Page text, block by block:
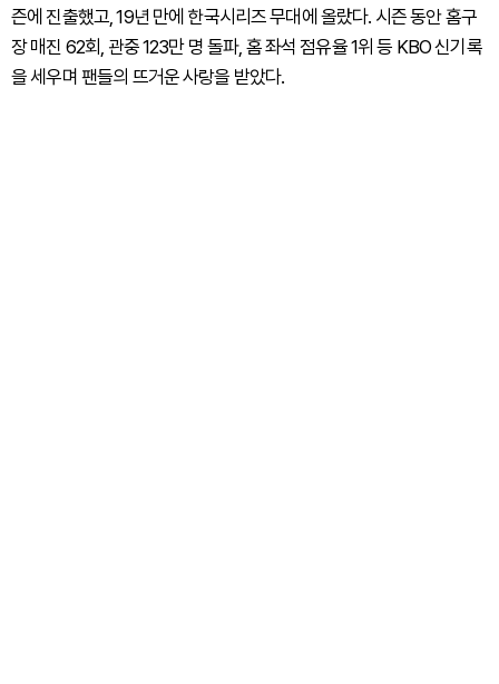
즌에 진출했고, 19년 만에 한국시리즈 무대에 올랐다. 시즌 동안 홈구
장 매진 62회, 관중 123만 명 돌파, 홈 좌석 점유율 1위 등 KBO 신기록
을 세우며 팬들의 뜨거운 사랑을 받았다.